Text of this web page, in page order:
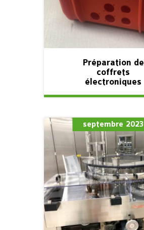
Préparation de
coffrets
électroniques
septembre 2023